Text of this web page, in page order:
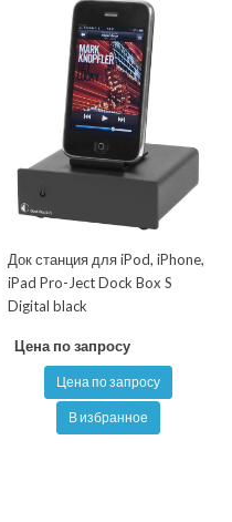
Док станция для iPod, iPhone,
iPad Pro-Ject Dock Box S
Digital black
Цена по запросу
Цена по запросу
В избранное